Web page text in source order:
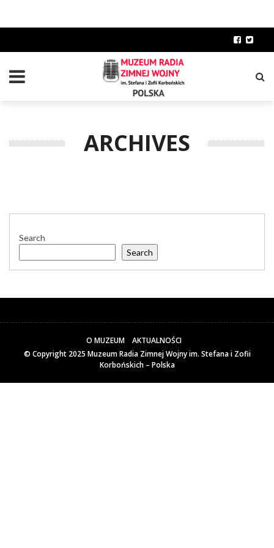
ARCHIVES
Search
Search
O MUZEUM
AKTUALNOŚCI
© Copyright 2025 Muzeum Radia Zimnej Wojny im. Stefana i Zofii
Korbońskich – Polska